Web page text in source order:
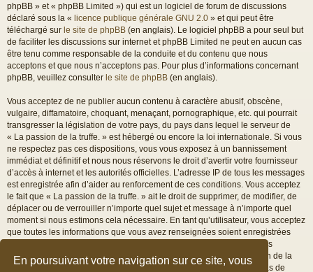
En poursuivant votre navigation sur ce site, vous
phpBB » et « phpBB Limited ») qui est un logiciel de forum de discussions
déclaré sous la « licence publique générale GNU 2.0 » et qui peut être
téléchargé sur le site de phpBB (en anglais). Le logiciel phpBB a pour seul but
de faciliter les discussions sur internet et phpBB Limited ne peut en aucun cas
être tenu comme responsable de la conduite et du contenu que nous
acceptons et que nous n’acceptons pas. Pour plus d’informations concernant
phpBB, veuillez consulter le site de phpBB (en anglais).
Vous acceptez de ne publier aucun contenu à caractère abusif, obscène,
vulgaire, diffamatoire, choquant, menaçant, pornographique, etc. qui pourrait
transgresser la législation de votre pays, du pays dans lequel le serveur de
« La passion de la truffe. » est hébergé ou encore la loi internationale. Si vous
ne respectez pas ces dispositions, vous vous exposez à un bannissement
immédiat et définitif et nous nous réservons le droit d’avertir votre fournisseur
d’accès à internet et les autorités officielles. L’adresse IP de tous les messages
est enregistrée afin d’aider au renforcement de ces conditions. Vous acceptez
le fait que « La passion de la truffe. » ait le droit de supprimer, de modifier, de
déplacer ou de verrouiller n’importe quel sujet et message à n’importe quel
moment si nous estimons cela nécessaire. En tant qu’utilisateur, vous acceptez
que toutes les informations que vous avez renseignées soient enregistrées
dans notre base de données. Bien que ces informations ne seront pas
diffusées à une tierce partie sans votre consentement, ni « La passion de la
truffe. », ni phpBB, ne pourront être tenus comme responsables en cas de